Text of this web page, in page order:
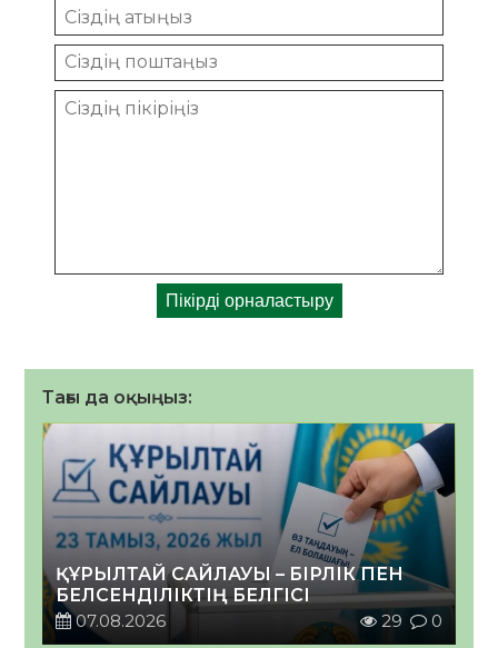
Тағы да оқыңыз:
ҚҰРЫЛТАЙ САЙЛАУЫ – БІРЛІК ПЕН
БЕЛСЕНДІЛІКТІҢ БЕЛГІСІ
07.08.2026
29 0